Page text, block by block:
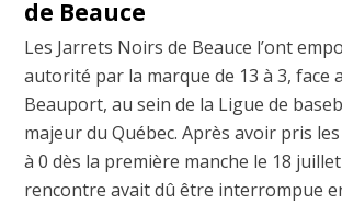
de Beauce
Les Jarrets Noirs de Beauce l’ont
autorité par la marque de 13 à 3, face
Beauport, au sein de la Ligue de
majeur du Québec. Après avoir pris
à 0 dès la première manche le 18
rencontre avait dû être interrompue